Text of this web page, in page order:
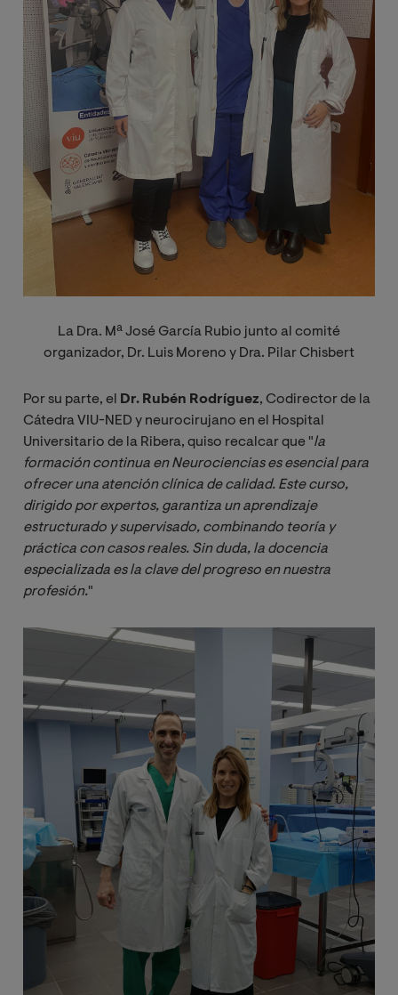
La Dra. Mª José García Rubio junto al comité
organizador, Dr. Luis Moreno y Dra. Pilar Chisbert
Por su parte, el Dr. Rubén Rodríguez, Codirector de la
Cátedra VIU-NED y neurocirujano en el Hospital
Universitario de la Ribera, quiso recalcar que "la
formación continua en Neurociencias es esencial para
ofrecer una atención clínica de calidad. Este curso,
dirigido por expertos, garantiza un aprendizaje
estructurado y supervisado, combinando teoría y
práctica con casos reales. Sin duda, la docencia
especializada es la clave del progreso en nuestra
profesión."